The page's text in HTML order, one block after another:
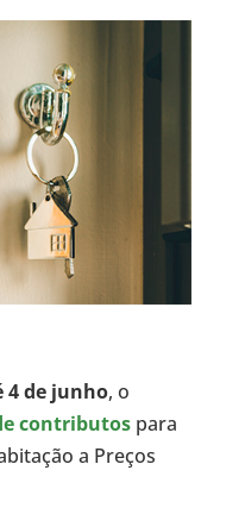
4 de junho, o
contributospara
a Preços